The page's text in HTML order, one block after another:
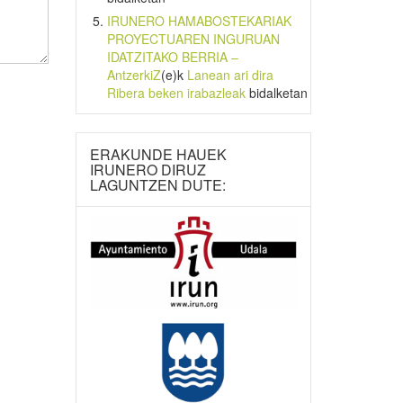
IRUNERO HAMABOSTEKARIAK
PROYECTUAREN INGURUAN
IDATZITAKO BERRIA –
AntzerkiZ(e)k Lanean ari dira
Ribera beken irabazleakbidalketan
ERAKUNDE HAUEK
IRUNERO DIRUZ
LAGUNTZEN DUTE: